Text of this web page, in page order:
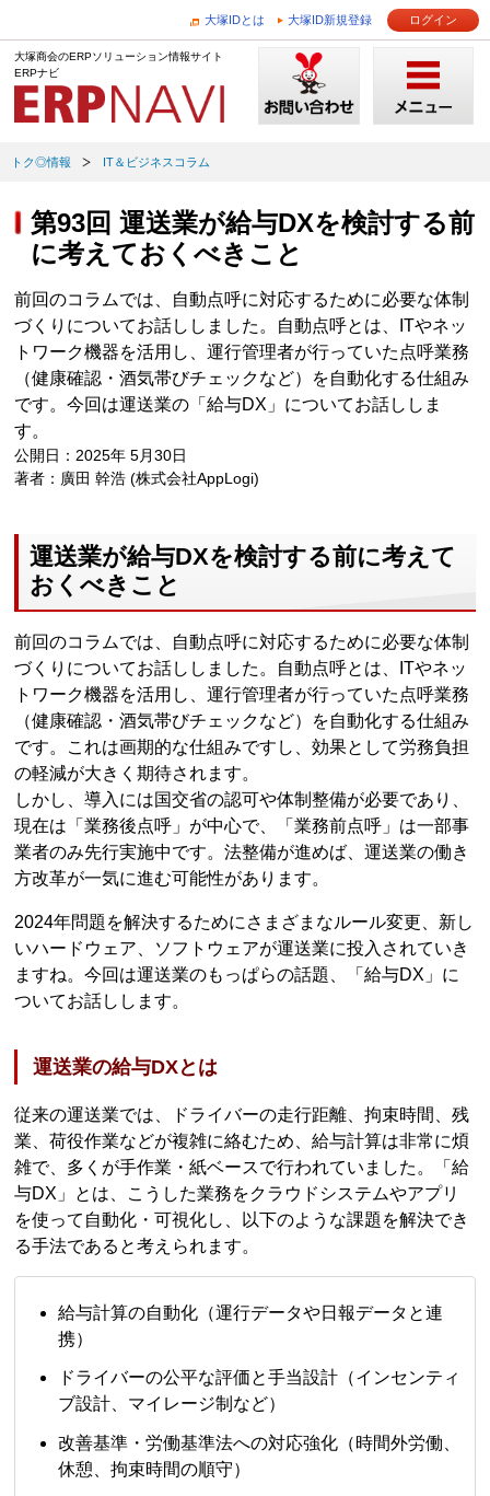
大塚IDとは 大塚ID新規登録 ログイン
大塚商会のERPソリューション情報サイト
ERPナビ
トク◎情報 IT＆ビジネスコラム
第93回 運送業が給与DXを検討する前
に考えておくべきこと
前回のコラムでは、自動点呼に対応するために必要な体制
づくりについてお話ししました。自動点呼とは、ITやネッ
トワーク機器を活用し、運行管理者が行っていた点呼業務
（健康確認・酒気帯びチェックなど）を自動化する仕組み
です。今回は運送業の「給与DX」についてお話ししま
す。
公開日：2025年 5月30日
著者：廣田 幹浩 (株式会社AppLogi)
運送業が給与DXを検討する前に考えて
おくべきこと
前回のコラムでは、自動点呼に対応するために必要な体制
づくりについてお話ししました。自動点呼とは、ITやネッ
トワーク機器を活用し、運行管理者が行っていた点呼業務
（健康確認・酒気帯びチェックなど）を自動化する仕組み
です。これは画期的な仕組みですし、効果として労務負担
の軽減が大きく期待されます。
しかし、導入には国交省の認可や体制整備が必要であり、
現在は「業務後点呼」が中心で、「業務前点呼」は一部事
業者のみ先行実施中です。法整備が進めば、運送業の働き
方改革が一気に進む可能性があります。
2024年問題を解決するためにさまざまなルール変更、新し
いハードウェア、ソフトウェアが運送業に投入されていき
ますね。今回は運送業のもっぱらの話題、「給与DX」に
ついてお話しします。
運送業の給与DXとは
従来の運送業では、ドライバーの走行距離、拘束時間、残
業、荷役作業などが複雑に絡むため、給与計算は非常に煩
雑で、多くが手作業・紙ベースで行われていました。「給
与DX」とは、こうした業務をクラウドシステムやアプリ
を使って自動化・可視化し、以下のような課題を解決でき
る手法であると考えられます。
給与計算の自動化（運行データや日報データと連
携）
ドライバーの公平な評価と手当設計（インセンティ
ブ設計、マイレージ制など）
改善基準・労働基準法への対応強化（時間外労働、
休憩、拘束時間の順守）